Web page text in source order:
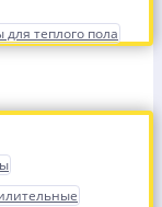
теплого пола